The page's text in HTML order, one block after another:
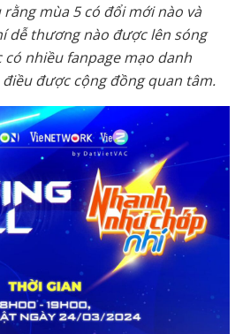
mùa 5 có đổi mới nào và
dễ thương nào được lên sóng
nhiều fanpage mạo danh
được cộng đồng quan tâm.